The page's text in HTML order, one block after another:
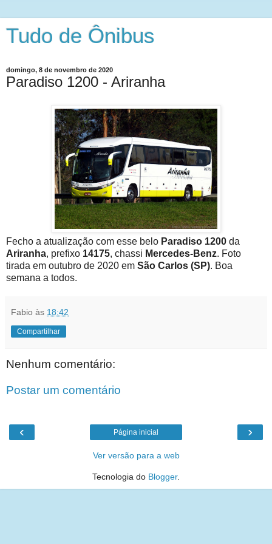
Tudo de Ônibus
domingo, 8 de novembro de 2020
Paradiso 1200 - Ariranha
Fecho a atualização com esse belo Paradiso 1200 da
Ariranha, prefixo 14175, chassi Mercedes-Benz. Foto
tirada em outubro de 2020 em São Carlos (SP). Boa
semana a todos.
Fabio às 18:42
Compartilhar
Nenhum comentário:
Postar um comentário
‹ ›
Página inicial
Ver versão para a web
Tecnologia do Blogger.